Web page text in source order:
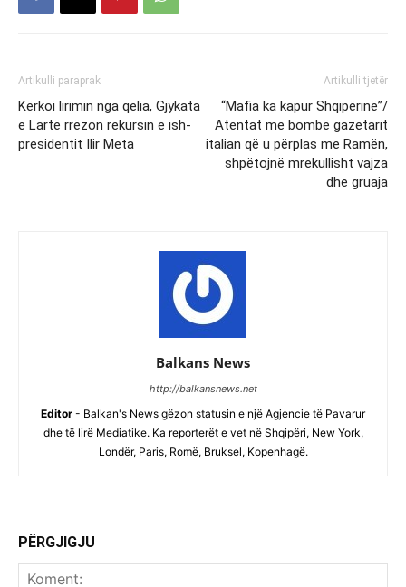
Artikulli paraprak
Kërkoi lirimin nga qelia, Gjykata
e Lartë rrëzon rekursin e ish-
presidentit Ilir Meta
Artikulli tjetër
“Mafia ka kapur Shqipërinë”/
Atentat me bombë gazetarit
italian që u përplas me Ramën,
shpëtojnë mrekullisht vajza
dhe gruaja
Balkans News
http://balkansnews.net
Editor - Balkan's News gëzon statusin e një Agjencie të Pavarur
dhe të lirë Mediatike. Ka reporterët e vet në Shqipëri, New York,
Londër, Paris, Romë, Bruksel, Kopenhagë.
PËRGJIGJU